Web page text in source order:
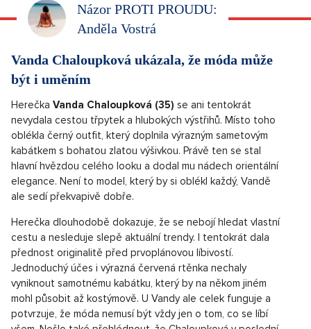
Názor PROTI PROUDU:
Anděla Vostrá
Vanda Chaloupková ukázala, že móda může
být i uměním
Herečka Vanda Chaloupková (35) se ani tentokrát
nevydala cestou třpytek a hlubokých výstřihů. Místo toho
oblékla černý outfit, který doplnila výrazným sametovým
kabátkem s bohatou zlatou výšivkou. Právě ten se stal
hlavní hvězdou celého looku a dodal mu nádech orientální
elegance. Není to model, který by si oblékl každý, Vandě
ale sedí překvapivě dobře.
Herečka dlouhodobě dokazuje, že se nebojí hledat vlastní
cestu a nesleduje slepě aktuální trendy. I tentokrát dala
přednost originalitě před prvoplánovou líbivostí.
Jednoduchý účes i výrazná červená rtěnka nechaly
vyniknout samotnému kabátku, který by na někom jiném
mohl působit až kostýmově. U Vandy ale celek funguje a
potvrzuje, že móda nemusí být vždy jen o tom, co se líbí